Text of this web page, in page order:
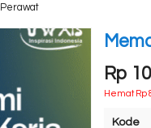
FASILITAS UMUM
Rp
Hemat Rp
Kode